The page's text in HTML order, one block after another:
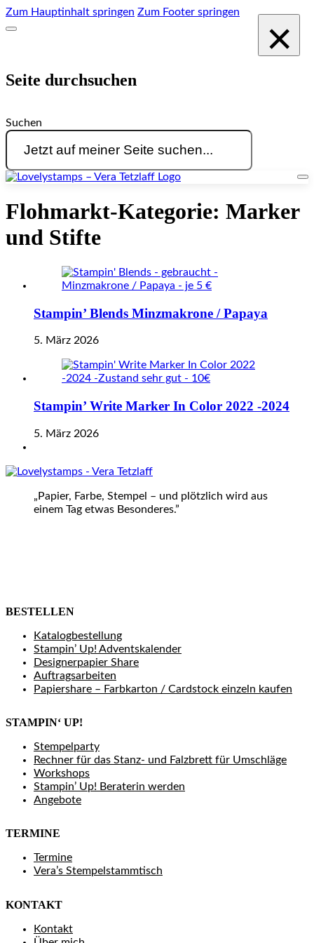
Zum Hauptinhalt springen Zum Footer springen
Seite durchsuchen
Suchen
×
Flohmarkt-Kategorie: Marker
und Stifte
Stampin’ Blends Minzmakrone / Papaya
5. März 2026
Stampin’ Write Marker In Color 2022 -2024
5. März 2026
„Papier, Farbe, Stempel – und plötzlich wird aus
einem Tag etwas Besonderes.”
BESTELLEN
Katalogbestellung
Stampin’ Up! Adventskalender
Designerpapier Share
Auftragsarbeiten
Papiershare – Farbkarton / Cardstock einzeln kaufen
STAMPIN‘ UP!
Stempelparty
Rechner für das Stanz- und Falzbrett für Umschläge
Workshops
Stampin’ Up! Beraterin werden
Angebote
TERMINE
Termine
Vera’s Stempelstammtisch
KONTAKT
Kontakt